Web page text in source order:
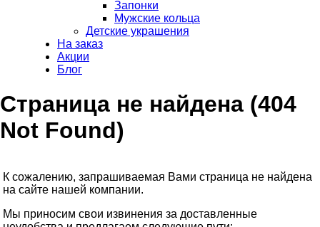
Запонки
Мужские кольца
Детские украшения
На заказ
Акции
Блог
Страница не найдена (404
Not Found)
К сожалению, запрашиваемая Вами страница не найдена
на сайте нашей компании.
Мы приносим свои извинения за доставленные